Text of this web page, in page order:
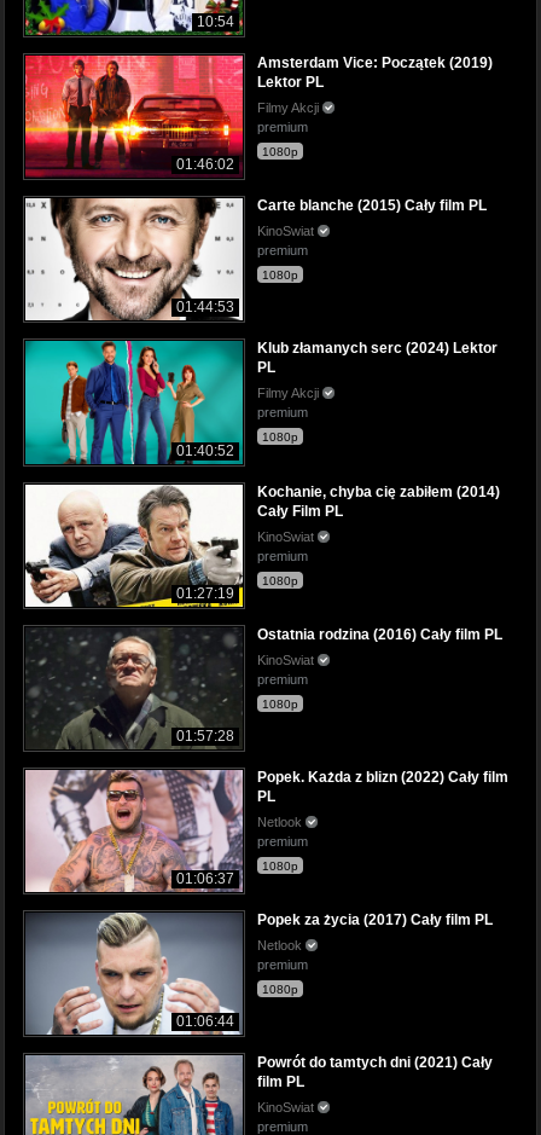
10:54
01:46:02
Amsterdam Vice: Początek (2019)
Lektor PL
Filmy Akcji
premium
1080p
01:44:53
Carte blanche (2015) Cały film PL
KinoSwiat
premium
1080p
01:40:52
Klub złamanych serc (2024) Lektor
PL
Filmy Akcji
premium
1080p
01:27:19
Kochanie, chyba cię zabiłem (2014)
Cały Film PL
KinoSwiat
premium
1080p
01:57:28
Ostatnia rodzina (2016) Cały film PL
KinoSwiat
premium
1080p
01:06:37
Popek. Każda z blizn (2022) Cały film
PL
Netlook
premium
1080p
01:06:44
Popek za życia (2017) Cały film PL
Netlook
premium
1080p
Powrót do tamtych dni (2021) Cały
film PL
KinoSwiat
premium